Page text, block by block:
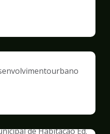
Ilustração
Desenvolvimento
Urbano